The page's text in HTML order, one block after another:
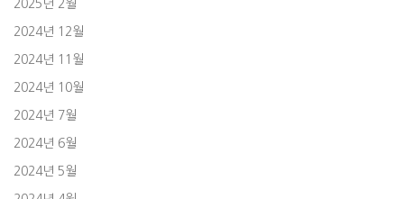
2025년 2월
2024년 12월
2024년 11월
2024년 10월
2024년 7월
2024년 6월
2024년 5월